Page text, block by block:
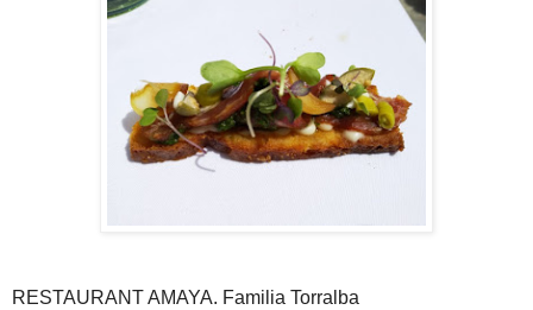
RESTAURANT AMAYA. Familia Torralba